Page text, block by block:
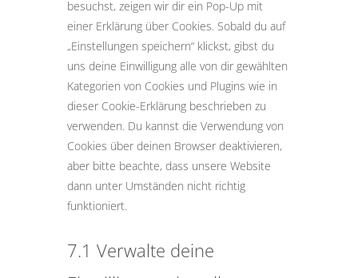
besuchst, zeigen wir dir ein Pop-Up mit
einer Erklärung über Cookies. Sobald du auf
„Einstellungen speichern“ klickst, gibst du
uns deine Einwilligung alle von dir gewählten
Kategorien von Cookies und Plugins wie in
dieser Cookie-Erklärung beschrieben zu
verwenden. Du kannst die Verwendung von
Cookies über deinen Browser deaktivieren,
aber bitte beachte, dass unsere Website
dann unter Umständen nicht richtig
funktioniert.
7.1 Verwalte deine